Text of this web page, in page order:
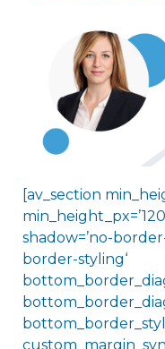
[av_section
shadow=’no-
border-styling‘